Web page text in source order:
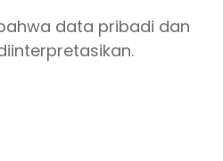
data pribadi dan